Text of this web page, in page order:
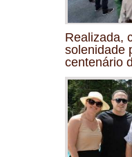
Realizada,
solenidade
centenário